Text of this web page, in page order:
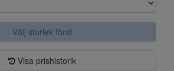
Välj storlek först
Visa prishistorik